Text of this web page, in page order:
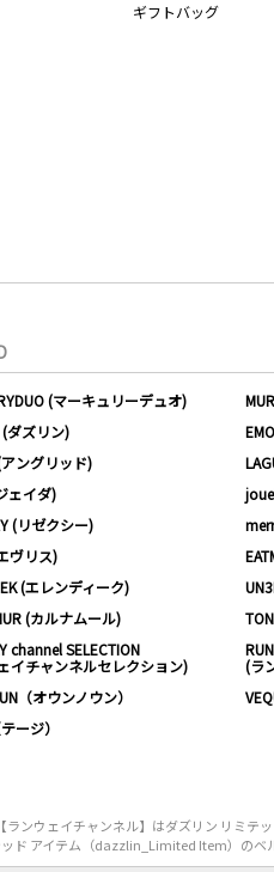
ギフトバッグ
(マーキュリーデュオ)
ダズリン)
ングリッド)
ェイダ)
(リゼクシー)
ヴリス)
(エレンディーク)
(カルナムール)
channel SELECTION
イチャンネルセレクション)
(ラ
（オウンノウン）
ージ）
ランウェイチャンネル】はダズリン リミ
ド アイテム（dazzlin_Limited Item）の